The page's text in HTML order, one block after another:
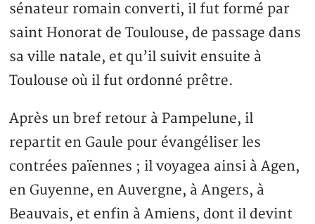
sénateur romain converti, il fut formé par
saint Honorat de Toulouse, de passage dans
sa ville natale, et qu’il suivit ensuite à
Toulouse où il fut ordonné prêtre.
Après un bref retour à Pampelune, il
repartit en Gaule pour évangéliser les
contrées païennes ; il voyagea ainsi à Agen,
en Guyenne, en Auvergne, à Angers, à
Beauvais, et enfin à Amiens, dont il devint